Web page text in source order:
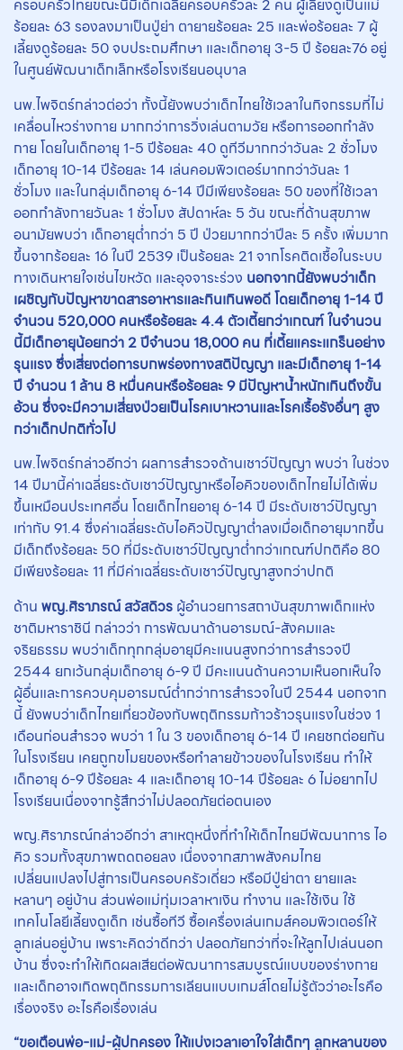
ครอบครัวไทยขณะนี้มีเด็กเฉลี่ยครอบครัวละ 2 คน ผู้เลี้ยงดูเป็นแม่
ร้อยละ 63 รองลงมาเป็นปู่ย่า ตายายร้อยละ 25 และพ่อร้อยละ 7 ผู้
เลี้ยงดูร้อยละ 50 จบประถมศึกษา และเด็กอายุ 3-5 ปี ร้อยละ76 อยู่
ในศูนย์พัฒนาเด็กเล็กหรือโรงเรียนอนุบาล
นพ.ไพจิตร์กล่าวต่อว่า ทั้งนี้ยังพบว่าเด็กไทยใช้เวลาในกิจกรรมที่ไม่
เคลื่อนไหวร่างกาย มากกว่าการวิ่งเล่นตามวัย หรือการออกกำลัง
กาย โดยในเด็กอายุ 1-5 ปีร้อยละ 40 ดูทีวีมากกว่าวันละ 2 ชั่วโมง
เด็กอายุ 10-14 ปีร้อยละ 14 เล่นคอมพิวเตอร์มากกว่าวันละ 1
ชั่วโมง และในกลุ่มเด็กอายุ 6-14 ปีมีเพียงร้อยละ 50 ของที่ใช้เวลา
ออกกำลังกายวันละ 1 ชั่วโมง สัปดาห์ละ 5 วัน ขณะที่ด้านสุขภาพ
อนามัยพบว่า เด็กอายุต่ำกว่า 5 ปี ป่วยมากกว่าปีละ 5 ครั้ง เพิ่มมาก
ขึ้นจากร้อยละ 16 ในปี 2539 เป็นร้อยละ 21 จากโรคติดเชื้อในระบบ
ทางเดินหายใจเช่นไขหวัด และอุจจาระร่วง นอกจากนี้ยังพบว่าเด็ก
เผชิญกับปัญหาขาดสารอาหารและกินเกินพอดี โดยเด็กอายุ 1-14 ปี
จำนวน 520,000 คนหรือร้อยละ 4.4 ตัวเตี้ยกว่าเกณฑ์ ในจำนวน
นี้มีเด็กอายุน้อยกว่า 2 ปีจำนวน 18,000 คน ที่เตี้ยแคระแกร็นอย่าง
รุนแรง ซึ่งเสี่ยงต่อการบกพร่องทางสติปัญญา และมีเด็กอายุ 1-14
ปี จำนวน 1 ล้าน 8 หมื่นคนหรือร้อยละ 9 มีปัญหาน้ำหนักเกินถึงขั้น
อ้วน ซึ่งจะมีความเสี่ยงป่วยเป็นโรคเบาหวานและโรคเรื้อรังอื่นๆ สูง
กว่าเด็กปกติทั่วไป
นพ.ไพจิตร์กล่าวอีกว่า ผลการสำรวจด้านเชาว์ปัญญา พบว่า ในช่วง
14 ปีมานี้ค่าเฉลี่ยระดับเชาว์ปัญญาหรือไอคิวของเด็กไทยไม่ได้เพิ่ม
ขึ้นเหมือนประเทศอื่น โดยเด็กไทยอายุ 6-14 ปี มีระดับเชาว์ปัญญา
เท่ากับ 91.4 ซึ่งค่าเฉลี่ยระดับไอคิวปัญญาต่ำลงเมื่อเด็กอายุมากขึ้น
มีเด็กถึงร้อยละ 50 ที่มีระดับเชาว์ปัญญาต่ำกว่าเกณฑ์ปกติคือ 80
มีเพียงร้อยละ 11 ที่มีค่าเฉลี่ยระดับเชาว์ปัญญาสูงกว่าปกติ
ด้าน พญ.ศิราภรณ์ สวัสดิวร ผู้อำนวยการสถาบันสุขภาพเด็กแห่ง
ชาติมหาราชินี กล่าวว่า การพัฒนาด้านอารมณ์-สังคมและ
จริยธรรม พบว่าเด็กทุกกลุ่มอายุมีคะแนนสูงกว่าการสำรวจปี
2544 ยกเว้นกลุ่มเด็กอายุ 6-9 ปี มีคะแนนด้านความเห็นอกเห็นใจ
ผู้อื่นและการควบคุมอารมณ์ต่ำกว่าการสำรวจในปี 2544 นอกจาก
นี้ ยังพบว่าเด็กไทยเกี่ยวข้องกับพฤติกรรมก้าวร้าวรุนแรงในช่วง 1
เดือนก่อนสำรวจ พบว่า 1 ใน 3 ของเด็กอายุ 6-14 ปี เคยชกต่อยกัน
ในโรงเรียน เคยถูกขโมยของหรือทำลายข้าวของในโรงเรียน ทำให้
เด็กอายุ 6-9 ปีร้อยละ 4 และเด็กอายุ 10-14 ปีร้อยละ 6 ไม่อยากไป
โรงเรียนเนื่องจากรู้สึกว่าไม่ปลอดภัยต่อตนเอง
พญ.ศิราภรณ์กล่าวอีกว่า สาเหตุหนึ่งที่ทำให้เด็กไทยมีพัฒนาการ ไอ
คิว รวมทั้งสุขภาพถดถอยลง เนื่องจากสภาพสังคมไทย
เปลี่ยนแปลงไปสู่การเป็นครอบครัวเดี่ยว หรือมีปู่ย่าตา ยายและ
หลานๆ อยู่บ้าน ส่วนพ่อแม่ทุ่มเวลาหาเงิน ทำงาน และใช้เงิน ใช้
เทคโนโลยีเลี้ยงดูเด็ก เช่นซื้อทีวี ซื้อเครื่องเล่นเกมส์คอมพิวเตอร์ให้
ลูกเล่นอยู่บ้าน เพราะคิดว่าดีกว่า ปลอดภัยกว่าที่จะให้ลูกไปเล่นนอก
บ้าน ซึ่งจะทำให้เกิดผลเสียต่อพัฒนาการสมบูรณ์แบบของร่างกาย
และเด็กอาจเกิดพฤติกรรมการเลียนแบบเกมส์โดยไม่รู้ตัวว่าอะไรคือ
เรื่องจริง อะไรคือเรื่องเล่น
“ขอเตือนพ่อ-แม่-ผู้ปกครอง ให้แบ่งเวลาเอาใจใส่เด็กๆ ลูกหลานของ